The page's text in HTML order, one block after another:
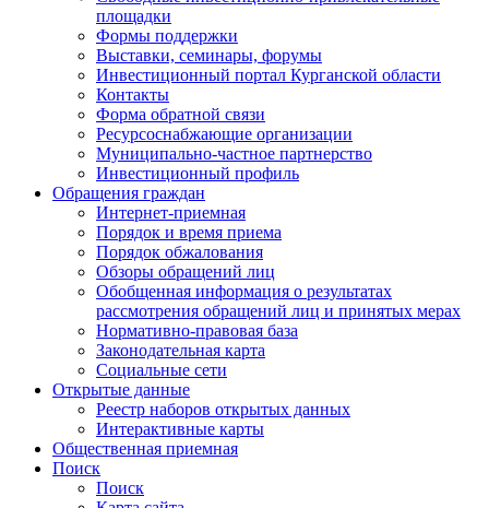
площадки
Формы поддержки
Выставки, семинары, форумы
Инвестиционный портал Курганской области
Контакты
Форма обратной связи
Ресурсоснабжающие организации
Муниципально-частное партнерство
Инвестиционный профиль
Обращения граждан
Интернет-приемная
Порядок и время приема
Порядок обжалования
Обзоры обращений лиц
Обобщенная информация о результатах
рассмотрения обращений лиц и принятых мерах
Нормативно-правовая база
Законодательная карта
Социальные сети
Открытые данные
Реестр наборов открытых данных
Интерактивные карты
Общественная приемная
Поиск
Поиск